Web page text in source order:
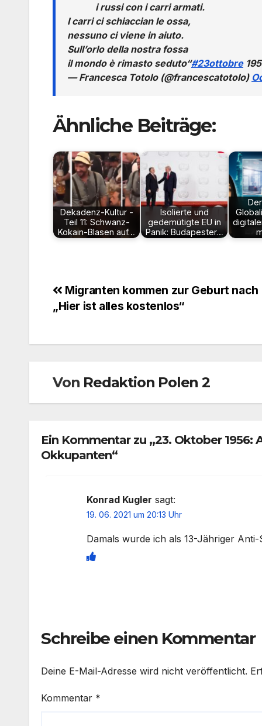
i russi con i carri armati.
I carri ci schiaccian le ossa,
nessuno ci viene in aiuto.
Sull’orlo della nostra fossa
il mondo è rimasto seduto“#23ottobre
— Francesca Totolo (@francescatotolo)
Ähnliche Beiträge:
Dekadenz-Kultur -
Teil 11: Schwanz-
Kokain-Blasen auf…
Isolierte und
gedemütigte EU in
Panik: Budapester…
Beitragsnavigation
Migranten kommen zur Geburt nach
„Hier ist alles kostenlos“
Von Redaktion Polen 2
Ein Kommentar zu „23. Oktober
Okkupanten“
Konrad Kugler sagt:
19. 06. 2021 um 20:13 Uhr
Damals wurde ich als 13-Jähriger
Schreibe einen Kommentar
Deine E-Mail-Adresse wird nicht veröffentlicht.
Kommentar *